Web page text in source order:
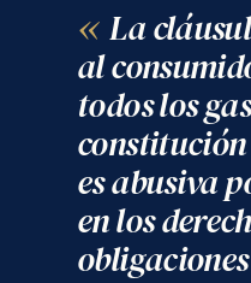
La
al
todos los
es abusiva
en los